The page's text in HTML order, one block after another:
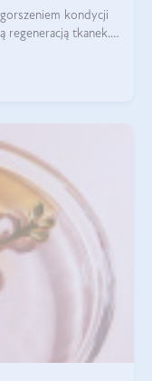
kondycji
regeneracją tkanek.